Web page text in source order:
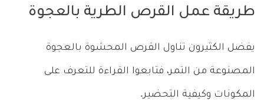
طريقة عمل القرص الطرية بالعجوة
يفضل الكثيرون تناول القرص المحشوة بالعجوة
المصنوعة من التمر، فتابعوا القراءة للتعرف على
المكونات وكيفية التحضير.